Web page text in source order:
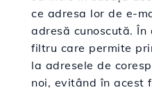
ce adresa lor de e-
adresă cunoscută.
filtru care permite
la adresele de
noi, evitând în acest